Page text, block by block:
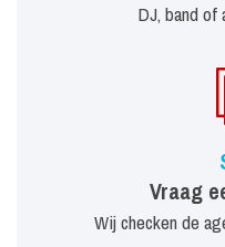
DJ, band of
Vraag
Wij checken de